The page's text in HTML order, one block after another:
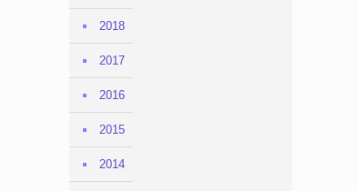
2018
2017
2016
2015
2014